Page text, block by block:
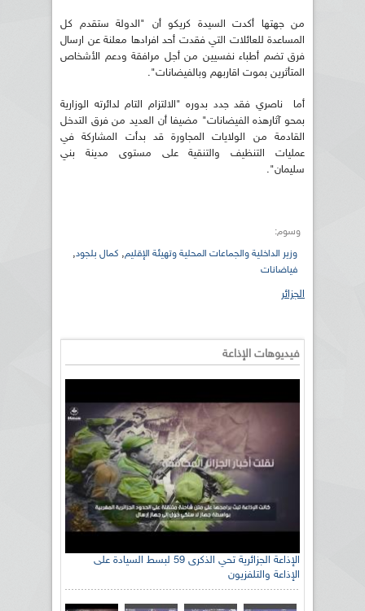
من جهتها أكدت السيدة كريكو أن "الدولة ستقدم كل
المساعدة للعائلات التي فقدت أحد افرادها معلنة عن ارسال
فرق تضم أطباء نفسيين من أجل مرافقة ودعم الأشخاص
المتأثرين بموت اقاربهم وبالفيضانات".
أما ناصري فقد جدد بدوره "الالتزام التام لدائرته الوزارية
بمحو آثارهذه الفيضانات" مضيفا أن العديد من فرق التدخل
القادمة من الولايات المجاورة قد بدأت المشاركة في
عمليات التنظيف والتنقية على مستوى مدينة بني
سليمان".
وسوم:
وزير الداخلية والجماعات المحلية وتهيئة الإقليم, كمال بلجود,
فياضانات
الجزائر
فيديوهات الإذاعة
الإذاعة الجزائرية تحي الذكرى 59 لبسط السيادة على
الإذاعة والتلفزيون